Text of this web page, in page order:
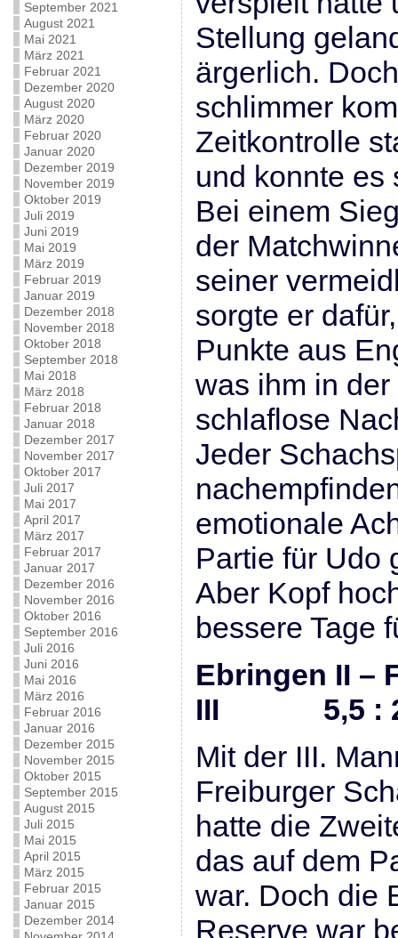
September 2021
August 2021
Mai 2021
März 2021
Februar 2021
Dezember 2020
August 2020
März 2020
Februar 2020
Januar 2020
Dezember 2019
November 2019
Oktober 2019
Juli 2019
Juni 2019
Mai 2019
März 2019
Februar 2019
Januar 2019
Dezember 2018
November 2018
Oktober 2018
September 2018
Mai 2018
März 2018
Februar 2018
Januar 2018
Dezember 2017
November 2017
Oktober 2017
Juli 2017
Mai 2017
April 2017
März 2017
Februar 2017
Januar 2017
Dezember 2016
November 2016
Oktober 2016
September 2016
Juli 2016
Juni 2016
Mai 2016
März 2016
Februar 2016
Januar 2016
Dezember 2015
November 2015
Oktober 2015
September 2015
August 2015
Juli 2015
Mai 2015
April 2015
März 2015
Februar 2015
Januar 2015
Dezember 2014
Stellung
ärgerlich.
schlimmer
Zeitkontrolle
und konnte es
Bei einem
der
seiner
sorgte er
Punkte aus
was ihm in
schlaflose
Jeder
emotionale
Partie für Udo
Aber Kopf
bessere Tage
Ebringen II –
III 5,5 :
Mit der III.
Freiburger
hatte die
das auf dem
war. Doch die
Reserve war